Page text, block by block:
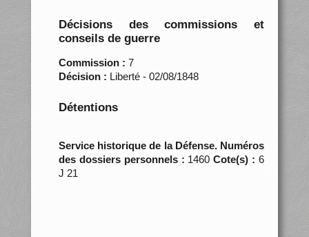
Décisions des commissions et
conseils de guerre
Commission : 7
Décision : Liberté - 02/08/1848
Détentions
Service historique de la Défense. Numéros
des dossiers personnels : 1460Cote(s) : 6
J 21